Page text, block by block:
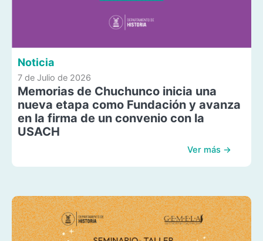
Noticia
7 de Julio de 2026
Memorias de Chuchunco inicia una
nueva etapa como Fundación y avanza
en la firma de un convenio con la
USACH
Ver más →